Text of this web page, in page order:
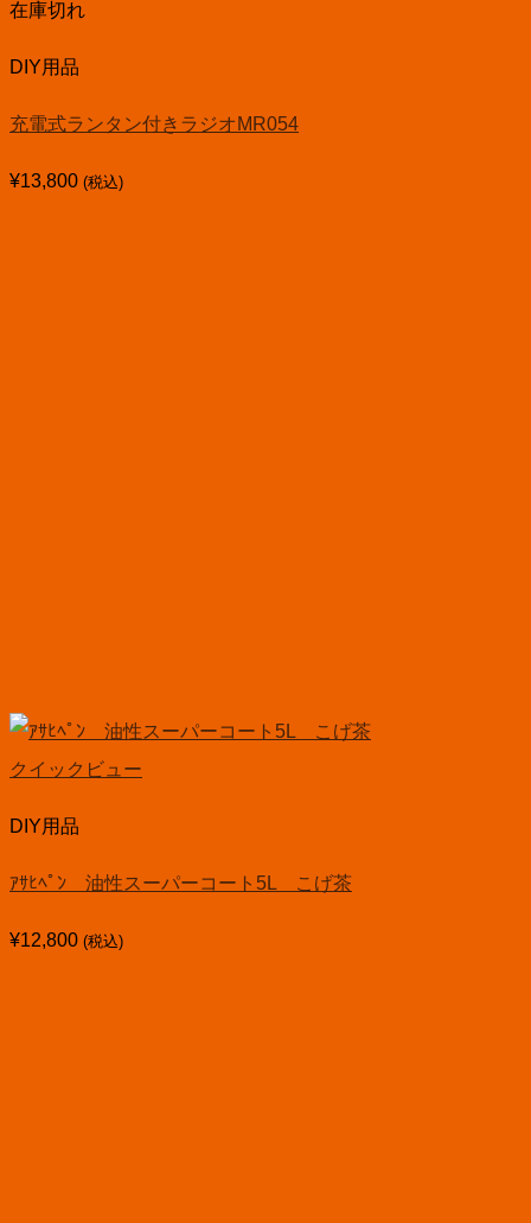
在庫切れ
DIY用品
充電式ランタン付きラジオMR054
¥13,800 (税込)
クイックビュー
DIY用品
ｱｻﾋﾍﾟﾝ 油性スーパーコート5L こげ茶
¥12,800 (税込)